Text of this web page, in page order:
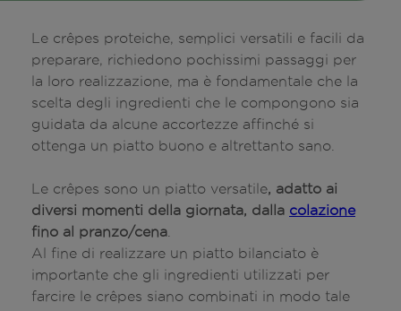
Le crêpes proteiche, semplici versatili e facili da
preparare, richiedono pochissimi passaggi per
la loro realizzazione, ma è fondamentale che la
scelta degli ingredienti che le compongono sia
guidata da alcune accortezze affinché si
ottenga un piatto buono e altrettanto sano.
Le crêpes sono un piatto versatile, adatto ai
diversi momenti della giornata, dalla colazione
fino al pranzo/cena
Al fine di realizzare un piatto bilanciato è
importante che gli ingredienti utilizzati per
farcire le crêpes siano combinati in modo tale